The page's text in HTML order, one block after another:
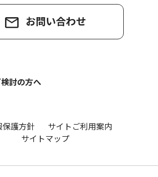
お問い合わせ
討の方へ
保護方針
サイトご利用案内
サイトマップ